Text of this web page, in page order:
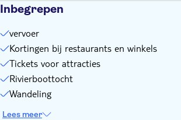
Gratis toegang tot toeristische
afhankelijk van beschikbaarheid
Fotocredits: Daniel Buren en Patrick
Quai des Antilles, Nantes, permanente
© Bernard Renoux_LVAN. Les Machines
Franck Tomps LVAN. Miroir d'eau, Carré
Jean Dominique Billaud. Parc des
Franck Tomps _ LVAN
Inbegrepen
vervoer
Kortingen bij restaurants en winkels
Tickets voor attracties
Rivierboottocht
Wandeling
Lees meer